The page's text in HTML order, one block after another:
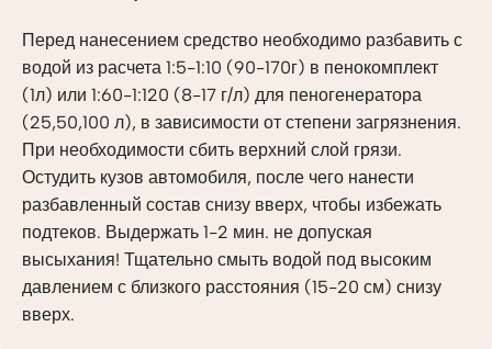
Перед нанесением средство необходимо разбавить с
водой из расчета 1:5-1:10 (90-170г) в пенокомплект
(1л) или 1:60-1:120 (8-17 г/л) для пеногенератора
(25,50,100 л), в зависимости от степени загрязнения.
При необходимости сбить верхний слой грязи.
Остудить кузов автомобиля, после чего нанести
разбавленный состав снизу вверх, чтобы избежать
подтеков. Выдержать 1-2 мин. не допуская
высыхания! Тщательно смыть водой под высоким
давлением с близкого расстояния (15-20 см) снизу
вверх.